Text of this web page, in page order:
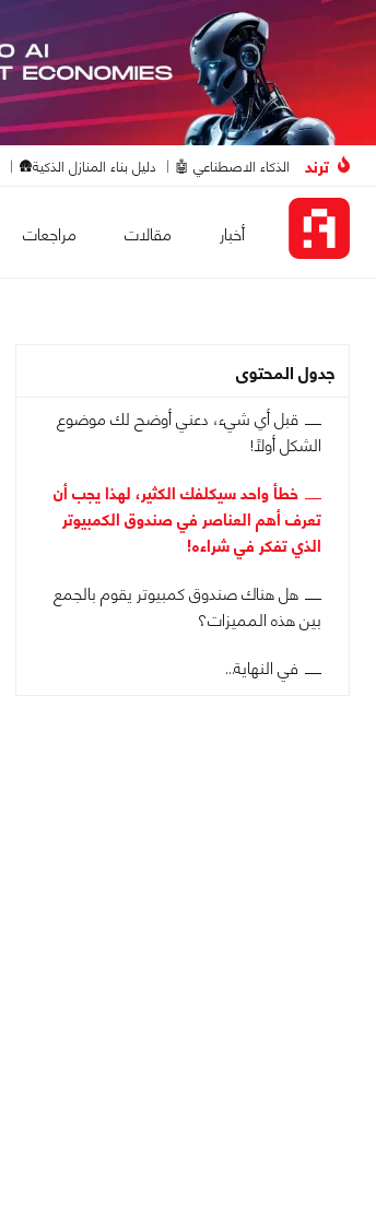
ترند الذكاء الاصطناعي 🤖 دليل بناء المنازل الذكية🛖
أخبار مقالات مراجعات
جدول المحتوى
قبل أي شيء، دعني أوضح لك موضوع
الشكل أولاً!
خطأ واحد سيكلفك الكثير، لهذا يجب أن
تعرف أهم العناصر في صندوق الكمبيوتر
الذي تفكر في شراءه!
هل هناك صندوق كمبيوتر يقوم بالجمع
بين هذه المميزات؟
في النهاية…